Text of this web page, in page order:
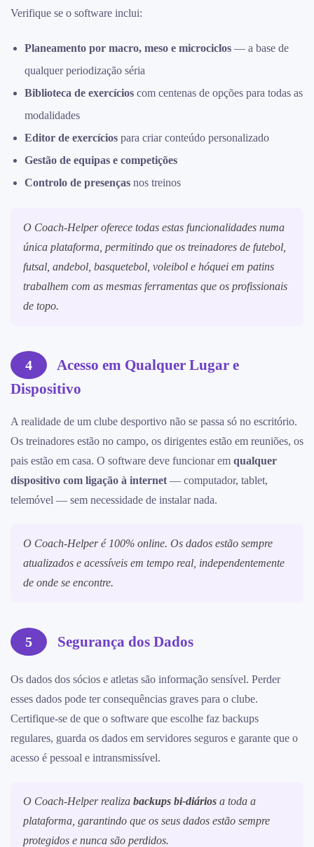
Verifique se o software inclui:
Planeamento por macro, meso e microciclos — a base de
qualquer periodização séria
Biblioteca de exercícios com centenas de opções para todas as
modalidades
Editor de exercícios para criar conteúdo personalizado
Gestão de equipas e competições
Controlo de presenças nos treinos
O Coach-Helper oferece todas estas funcionalidades numa
única plataforma, permitindo que os treinadores de futebol,
futsal, andebol, basquetebol, voleibol e hóquei em patins
trabalhem com as mesmas ferramentas que os profissionais
de topo.
4
Acesso em Qualquer Lugar e
Dispositivo
A realidade de um clube desportivo não se passa só no escritório.
Os treinadores estão no campo, os dirigentes estão em reuniões, os
pais estão em casa. O software deve funcionar em qualquer
dispositivo com ligação à internet — computador, tablet,
telemóvel — sem necessidade de instalar nada.
O Coach-Helper é 100% online. Os dados estão sempre
atualizados e acessíveis em tempo real, independentemente
de onde se encontre.
5 Segurança dos Dados
Os dados dos sócios e atletas são informação sensível. Perder
esses dados pode ter consequências graves para o clube.
Certifique-se de que o software que escolhe faz backups
regulares, guarda os dados em servidores seguros e garante que o
acesso é pessoal e intransmissível.
O Coach-Helper realiza backups bi-diários a toda a
plataforma, garantindo que os seus dados estão sempre
protegidos e nunca são perdidos.